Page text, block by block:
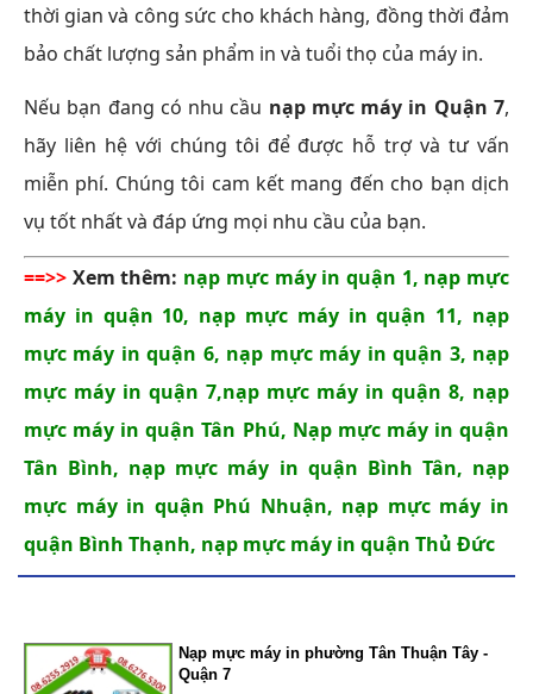
thời gian và công sức cho khách hàng, đồng thời đảm
bảo chất lượng sản phẩm in và tuổi thọ của máy in.
Nếu bạn đang có nhu cầu nạp mực máy in Quận 7,
hãy liên hệ với chúng tôi để được hỗ trợ và tư vấn
miễn phí. Chúng tôi cam kết mang đến cho bạn dịch
vụ tốt nhất và đáp ứng mọi nhu cầu của bạn.
==>> Xem thêm: nạp mực máy in quận 1, nạp mực
máy in quận 10, nạp mực máy in quận 11, nạp
mực máy in quận 6, nạp mực máy in quận 3, nạp
mực máy in quận 7,nạp mực máy in quận 8, nạp
mực máy in quận Tân Phú, Nạp mực máy in quận
Tân Bình, nạp mực máy in quận Bình Tân, nạp
mực máy in quận Phú Nhuận, nạp mực máy in
quận Bình Thạnh, nạp mực máy in quận Thủ Đức
Nạp mực máy in phường Tân Thuận Tây -
Quận 7